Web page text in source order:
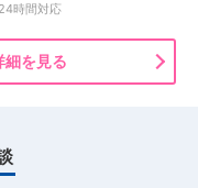
24時間対応
細を見る